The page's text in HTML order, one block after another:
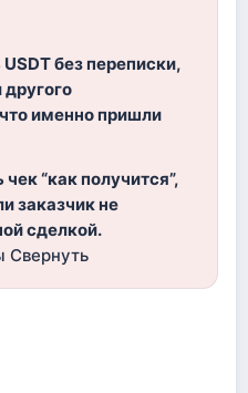
без переписки,
другого
именно пришли
“как получится”,
заказчик не
сделкой.
Свернуть